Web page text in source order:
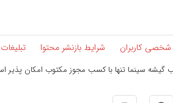
کاربران شرایط بازنشر محتوا تبلیغات
سینما تنها با کسب مجوز مکتوب امکان پذیر